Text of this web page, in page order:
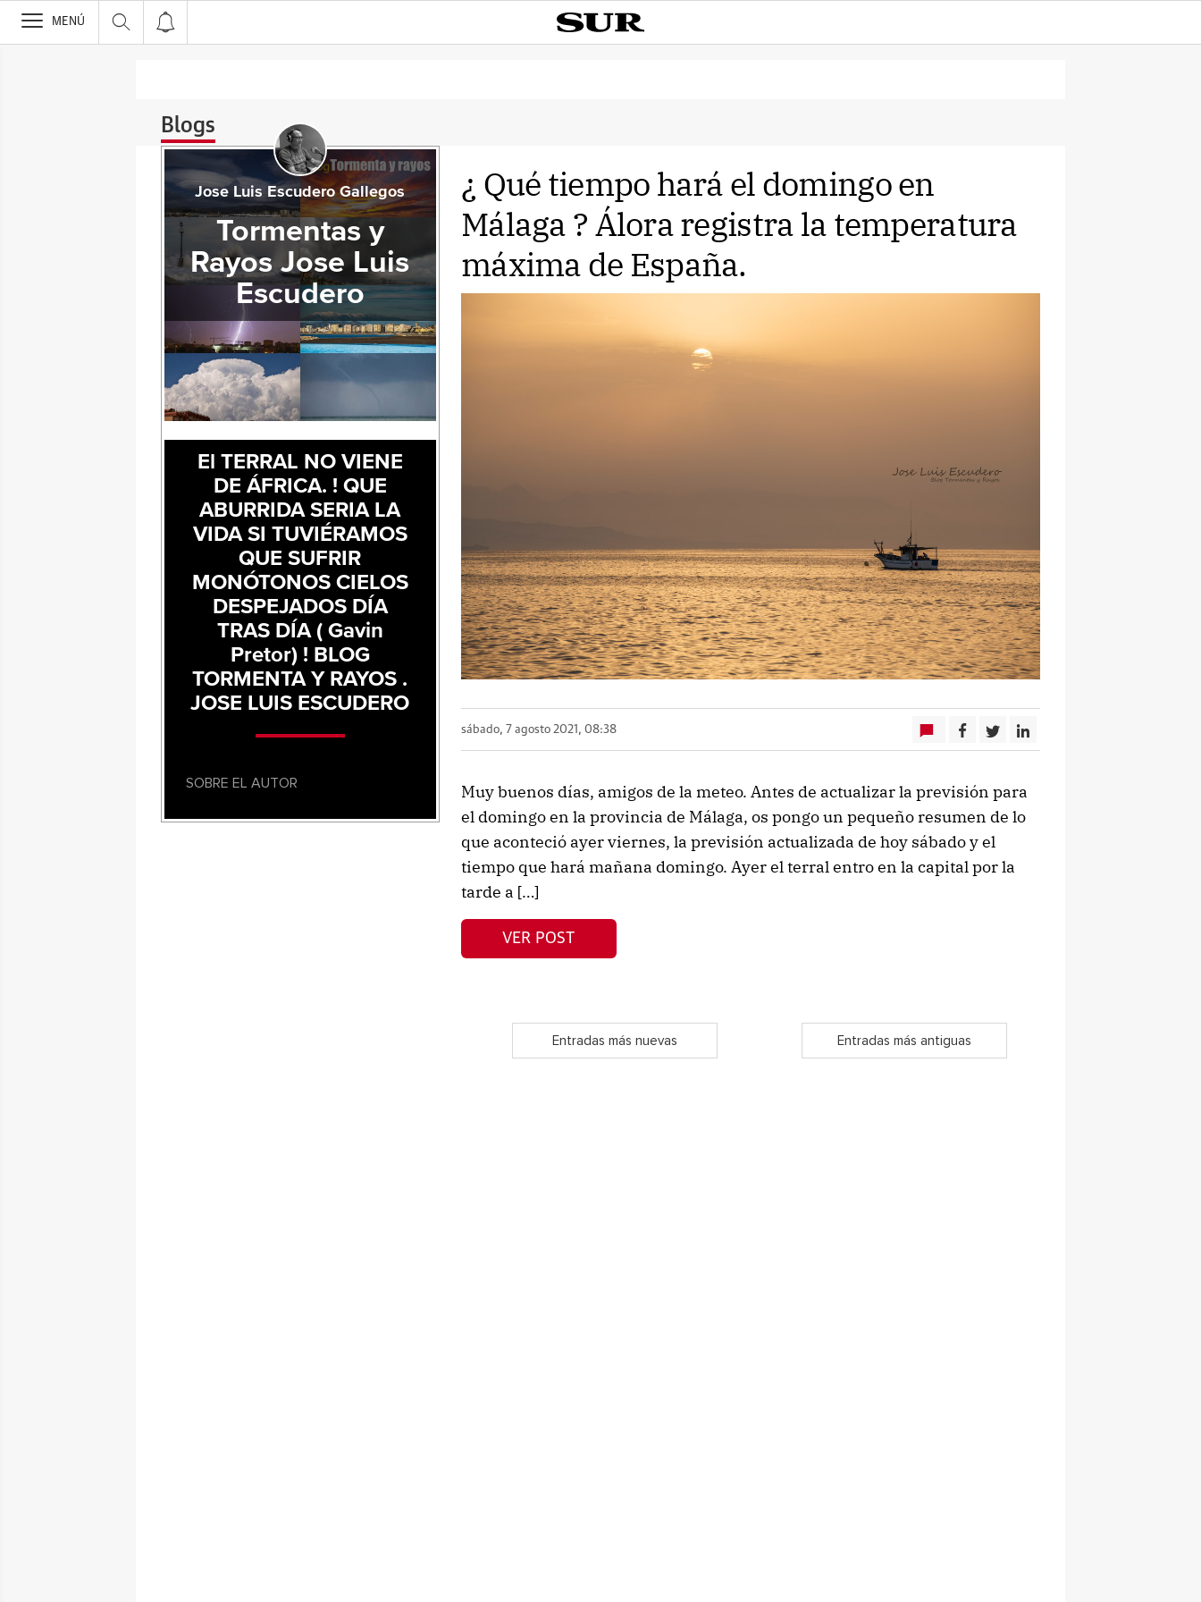
>
MENÚ
Blogs
¿ Qué tiempo hará el domingo en
Málaga ? Álora registra la temperatura
máxima de España.
sábado, 7 agosto 2021, 08:38
Muy buenos días, amigos de la meteo. Antes de actualizar la previsión para
el domingo en la provincia de Málaga, os pongo un pequeño resumen de lo
que aconteció ayer viernes, la previsión actualizada de hoy sábado y el
tiempo que hará mañana domingo. Ayer el terral entro en la capital por la
tarde a […]
VER POST
Entradas más nuevas Entradas más antiguas
Jose Luis Escudero Gallegos
Tormentas y
Rayos Jose Luis
Escudero
El TERRAL NO VIENE
DE ÁFRICA. ! QUE
ABURRIDA SERIA LA
VIDA SI TUVIÉRAMOS
QUE SUFRIR
MONÓTONOS CIELOS
DESPEJADOS DÍA
TRAS DÍA ( Gavin
Pretor) ! BLOG
TORMENTA Y RAYOS .
JOSE LUIS ESCUDERO
SOBRE EL AUTOR